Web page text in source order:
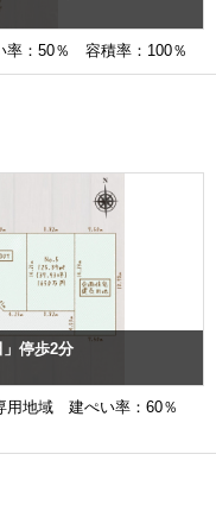
率：50％ 容積率：100％
停歩2分
用地域 建ぺい率：60％